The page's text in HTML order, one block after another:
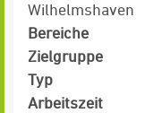
Wilhelmshaven
Bereiche
Zielgruppe
Typ
Arbeitszeit